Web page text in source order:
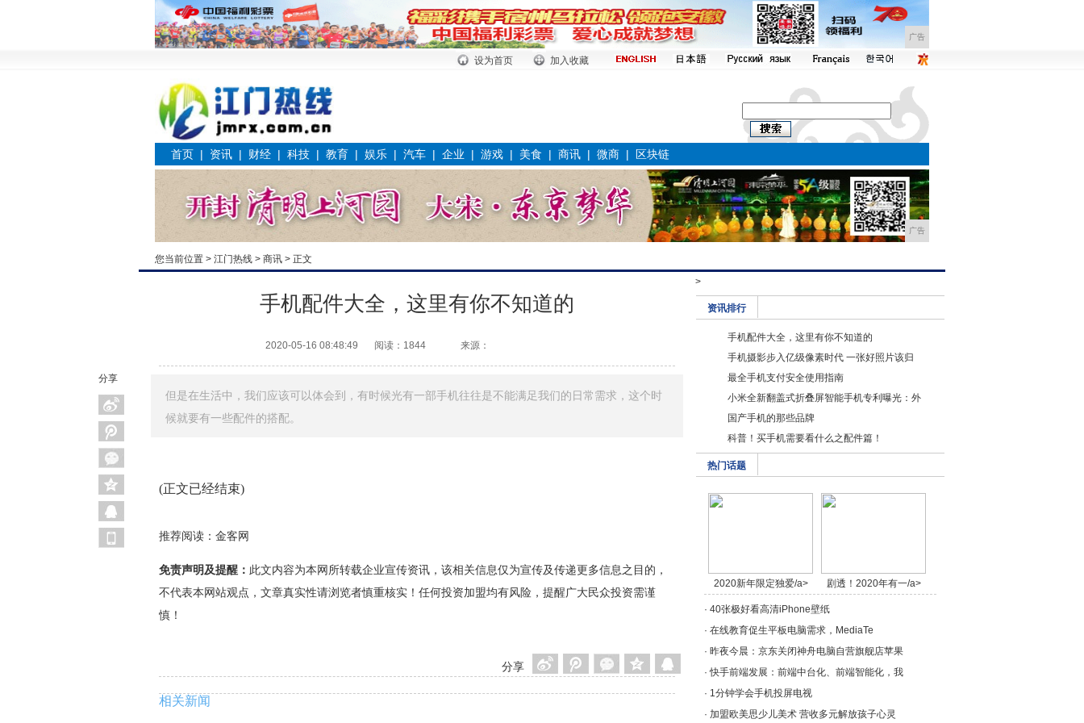
广告
设为首页 加入收藏
首页 | 资讯 | 财经 | 科技 | 教育 | 娱乐 | 汽车 | 企业 | 游戏 | 美食 | 商讯 | 微商 | 区块链
广告
您当前位置 > 江门热线 > 商讯 > 正文
>
分享
手机配件大全，这里有你不知道的
2020-05-16 08:48:49 阅读：1844 来源：
但是在生活中，我们应该可以体会到，有时候光有一部手机往往是不能满足我们的日常需求，这个时
候就要有一些配件的搭配。
(正文已经结束)
推荐阅读： 金客网
免责声明及提醒： 此文内容为本网所转载企业宣传资讯，该相关信息仅为宣传及传递更多信息之目的，
不代表本网站观点，文章真实性请浏览者慎重核实！任何投资加盟均有风险，提醒广大民众投资需谨
慎！
分享
相关新闻
资讯排行
手机配件大全，这里有你不知道的
手机摄影步入亿级像素时代 一张好照片该归
最全手机支付安全使用指南
小米全新翻盖式折叠屏智能手机专利曝光：外
国产手机的那些品牌
科普！买手机需要看什么之配件篇！
热门话题
2020新年限定独爱/a> 剧透！2020年有一/a>
· 40张极好看高清iPhone壁纸
· 在线教育促生平板电脑需求，MediaTe
· 昨夜今晨：京东关闭神舟电脑自营旗舰店苹果
·快手前端发展：前端中台化、前端智能化，我
· 1分钟学会手机投屏电视
· 加盟欧美思少儿美术 营收多元解放孩子心灵